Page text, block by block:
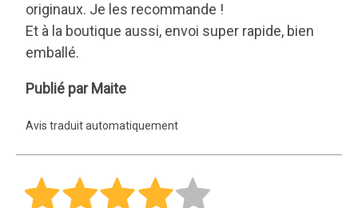
originaux. Je les recommande !
Et à la boutique aussi, envoi super rapide, bien
emballé.
Maite
Publié par Maite
Avis traduit automatiquement